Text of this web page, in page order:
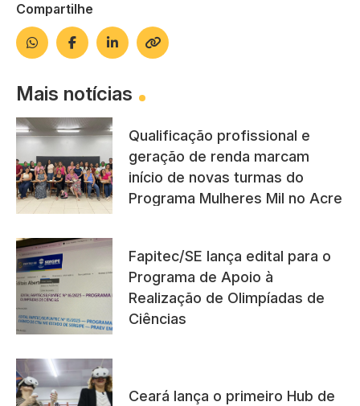
Compartilhe
Mais notícias
Qualificação profissional e
geração de renda marcam
início de novas turmas do
Programa Mulheres Mil no Acre
Fapitec/SE lança edital para o
Programa de Apoio à
Realização de Olimpíadas de
Ciências
Ceará lança o primeiro Hub de